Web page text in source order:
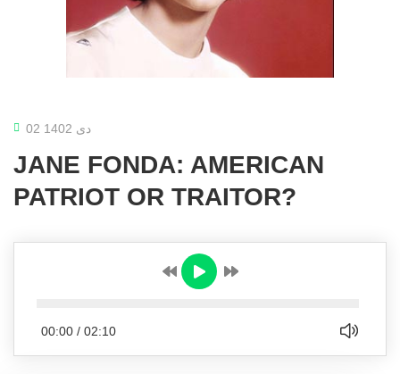
02 دی 1402
JANE FONDA: AMERICAN
PATRIOT OR TRAITOR?
00:00 / 02:10